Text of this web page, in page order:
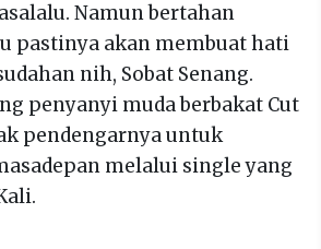
Namun bertahan
pastinya akan membuat hati
nih, Sobat Senang.
penyanyi muda berbakat Cut
pendengarnya untuk
melalui single yang